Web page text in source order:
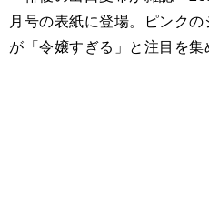
月号の表紙に登場。ピンク
が「令嬢すぎる」と注目を集